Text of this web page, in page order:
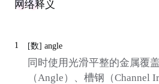
网络释义
1 [数] angle
同时使用光滑平整的金属覆
（Angle）、槽钢（Channel